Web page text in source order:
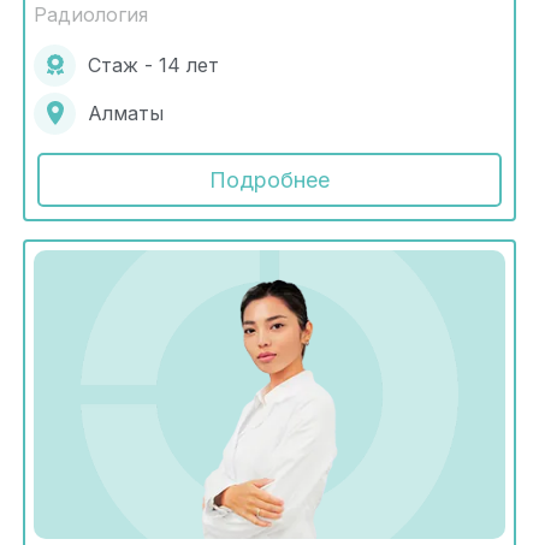
Радиология
Стаж - 14 лет
Алматы
Подробнее